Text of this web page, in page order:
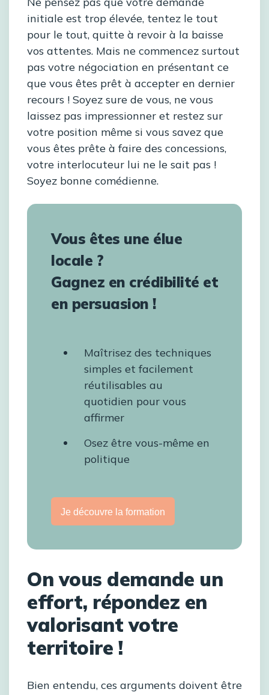
initiale est trop élevée, tentez le tout
pour le tout, quitte à revoir à la baisse
vos attentes. Mais ne commencez surtout
pas votre négociation en présentant ce
que vous êtes prêt à accepter en dernier
recours ! Soyez sure de vous, ne vous
laissez pas impressionner et restez sur
votre position même si vous savez que
vous êtes prête à faire des concessions,
votre interlocuteur lui ne le sait pas !
Soyez bonne comédienne.
Vous êtes une élue
locale ?
Gagnez en crédibilité et
en persuasion !
Maîtrisez des techniques
simples et facilement
réutilisables au
quotidien pour vous
affirmer
Osez être vous-même en
politique
Je découvre la formation
On vous demande un
effort, répondez en
valorisant votre
territoire !
Bien entendu, ces arguments doivent être